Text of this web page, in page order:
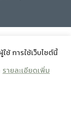
ช้ การใช้เว็บไซต์นี้
รายละเอียดเพิ่ม